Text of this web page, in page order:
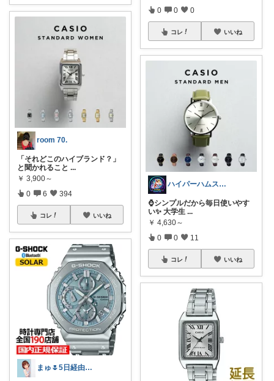
room 70.
「それどこのハイブランド？」
と聞かれること ...
￥ 3,900～
0 6 394
コレ いいね
まゅ🌷5日経由感謝ﾃﾞｽ💕嬉😭😭
0 0 0
コレ いいね
ハイパーハムスター
⌚シンプルだから毎日使いやす
い✨ 大学生 ...
￥ 4,630～
0 0 11
コレ いいね